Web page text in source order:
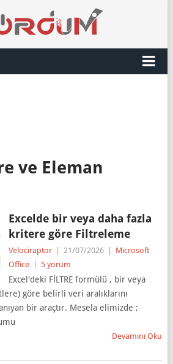
ve Eleman
Excelde bir veya daha fazla
kritere göre Filtreleme
Velociraptor 21/07/2026
Microsoft
Office
5 yorum
Excel'deki FİLTRE formülü , bir veya
göre belirli veri aralıklarını
bir araçtır. Mesela elimizde ;
Devamını Oku